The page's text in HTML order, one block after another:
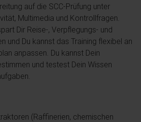
auf die SCC-Prüfung unter
Multimedia und Kontrollfragen.
Dir Reise-, Verpflegungs- und
und Du kannst das Training flexibel an
anpassen. Du kannst Dein
und testest Dein Wissen
(Raffinerien, chemischen